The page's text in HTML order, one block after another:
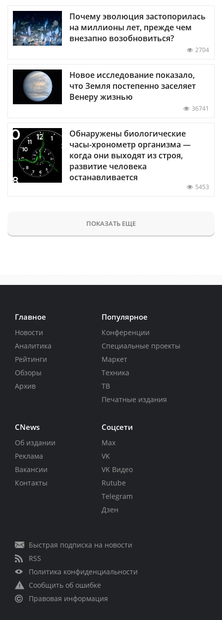
Почему эволюция застопорилась
на миллионы лет, прежде чем
внезапно возобновиться?
2704
Новое исследование показало,
что Земля постепенно заселяет
Венеру жизнью
36741
Обнаружены биологические
часы-хронометр организма —
когда они выходят из строя,
развитие человека
останавливается
5453
ПОКАЗАТЬ ЕЩЕ
Главное
Новости
Аналитика
Рейтинги
Обзоры
Архив
Популярное
Конференции
Специальные проекты
Маркет
Техника
ТВ
Печатные издания
CNews
Об издании
Реклама
Вакансии
Контакты
Соцсети
Max
VK
VK Видео
Rutube
Telegram
Дзен
Быстрая подписка на новости
RSS
Политика конфиденциальности
Сообщить об ошибке
Правовая информация